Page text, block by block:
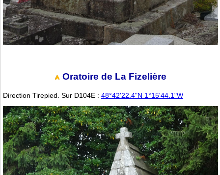
Oratoire de La Fizelière
Direction Tirepied. Sur D104E : 48°42'22.4"N 1°15'44.1"W